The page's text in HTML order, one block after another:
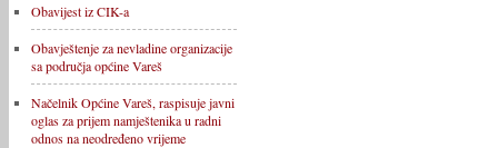
Obavijest iz CIK-a
Obavještenje za nevladine organizacije
sa područja općine Vareš
Načelnik Općine Vareš, raspisuje javni
oglas za prijem namještenika u radni
odnos na neodređeno vrijeme